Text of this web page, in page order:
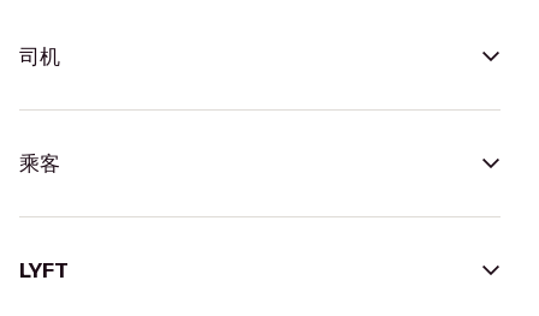
司机
乘客
LYFT